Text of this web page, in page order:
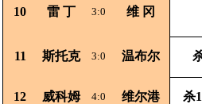
10 雷 丁 3:0 维 冈
11 斯托克 3:0 温布尔
12 威科姆 4:0 维尔港 杀